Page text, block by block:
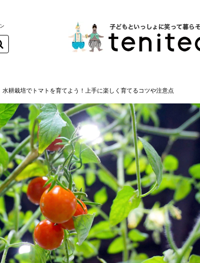
水耕栽培でトマトを育てよう！上手に楽しく育てるコツや注意点